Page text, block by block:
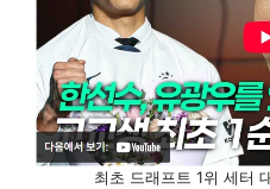
최초 드래프트 1위 세터